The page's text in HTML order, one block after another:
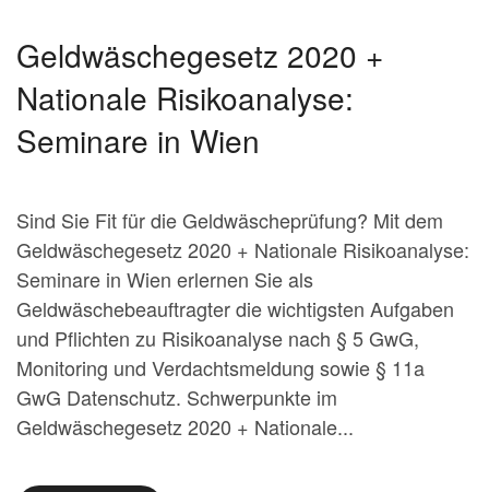
Geldwäschegesetz 2020 +
Nationale Risikoanalyse:
Seminare in Wien
Sind Sie Fit für die Geldwäscheprüfung? Mit dem
Geldwäschegesetz 2020 + Nationale Risikoanalyse:
Seminare in Wien erlernen Sie als
Geldwäschebeauftragter die wichtigsten Aufgaben
und Pflichten zu Risikoanalyse nach § 5 GwG,
Monitoring und Verdachtsmeldung sowie § 11a
GwG Datenschutz. Schwerpunkte im
Geldwäschegesetz 2020 + Nationale...